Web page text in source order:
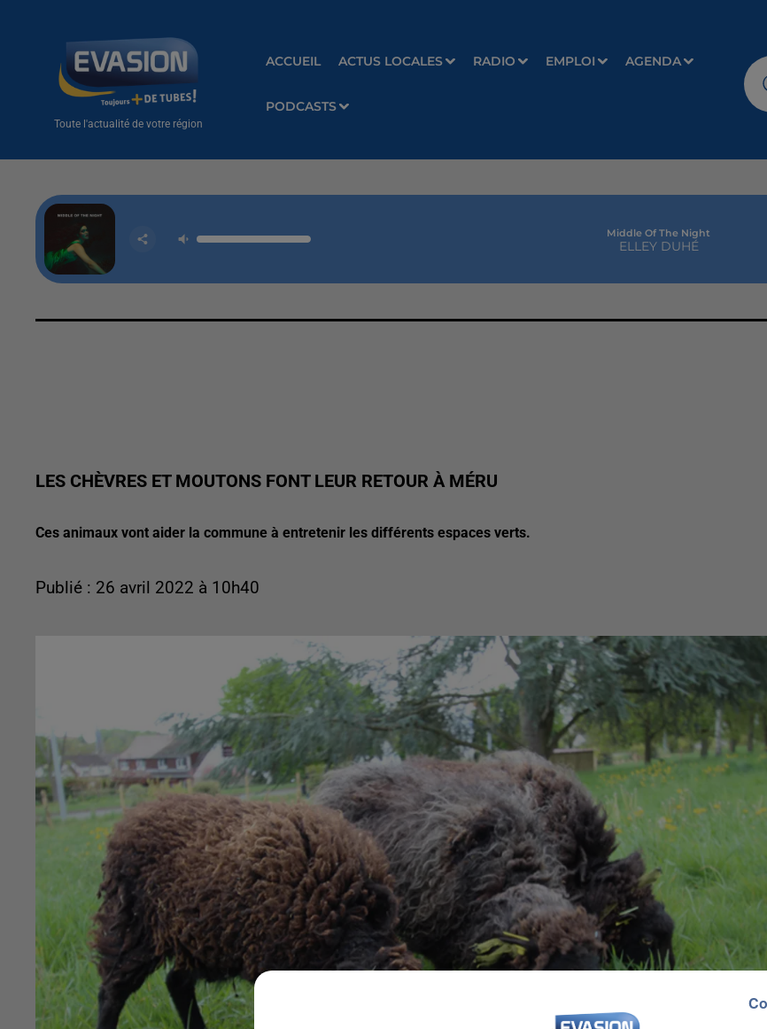
Toute l'actualité de votre région
ACCUEIL ACTUS LOCALES RADIO EMPLOI AGENDA
PODCASTS
Middle Of The Night
ELLEY DUHÉ
LES CHÈVRES ET MOUTONS FONT LEUR RETOUR À MÉRU
Ces animaux vont aider la commune à entretenir les différents espaces verts.
Publié : 26 avril 2022 à 10h40